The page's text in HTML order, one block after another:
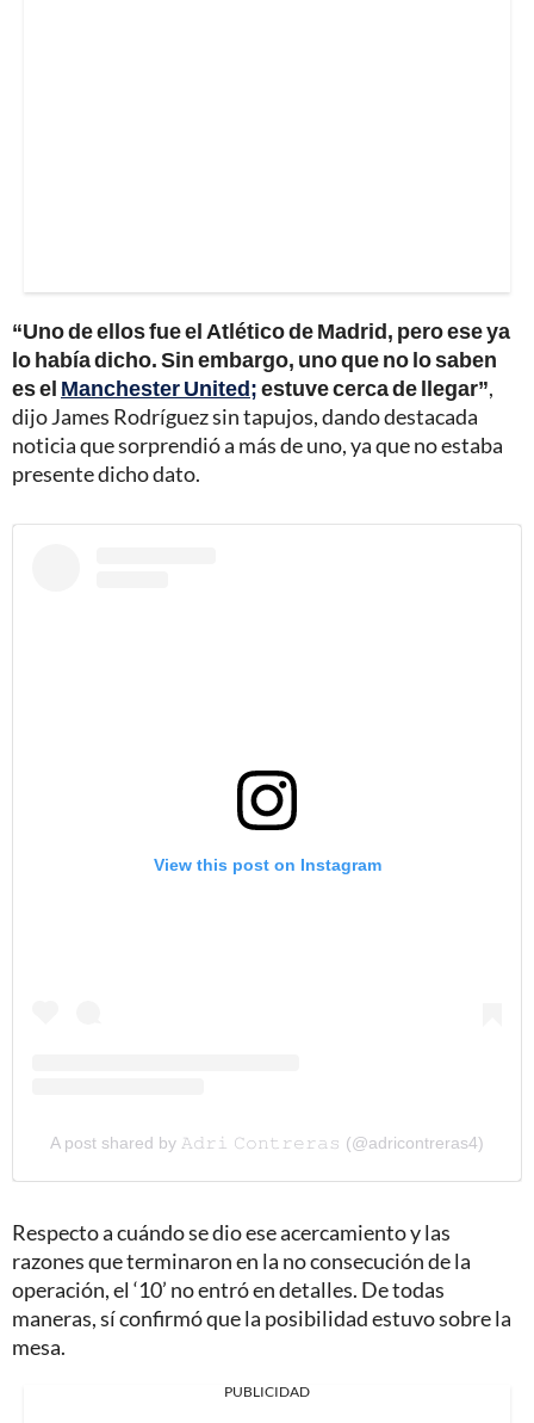
“Uno de ellos fue el Atlético de Madrid, pero ese ya
lo había dicho. Sin embargo, uno que no lo saben
es el Manchester United;estuve cerca de llegar”,
dijo James Rodríguez sin tapujos, dando destacada
noticia que sorprendió a más de uno, ya que no estaba
presente dicho dato.
View this post on Instagram
A post shared by 𝙰𝚍𝚛𝚒 𝙲𝚘𝚗𝚝𝚛𝚎𝚛𝚊𝚜 (@adricontreras4)
Respecto a cuándo se dio ese acercamiento y las
razones que terminaron en la no consecución de la
operación, el ‘10’ no entró en detalles. De todas
maneras, sí confirmó que la posibilidad estuvo sobre la
mesa.
PUBLICIDAD